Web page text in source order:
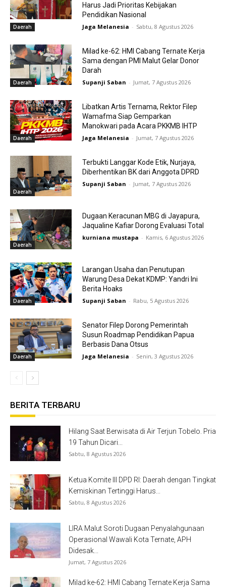
Daerah
Harus Jadi Prioritas Kebijakan
Pendidikan Nasional
Jaga Melanesia - Sabtu, 8 Agustus 2026
Daerah
Milad ke-62: HMI Cabang Ternate Kerja
Sama dengan PMI Malut Gelar Donor
Darah
Supanji Saban - Jumat, 7 Agustus 2026
Daerah
Libatkan Artis Ternama, Rektor Filep
Wamafma Siap Gemparkan
Manokwari pada Acara PKKMB IHTP
Jaga Melanesia - Jumat, 7 Agustus 2026
Daerah
Terbukti Langgar Kode Etik, Nurjaya,
Diberhentikan BK dari Anggota DPRD
Supanji Saban - Jumat, 7 Agustus 2026
Daerah
Dugaan Keracunan MBG di Jayapura,
Jaqualine Kafiar Dorong Evaluasi Total
kurniana mustapa - Kamis, 6 Agustus 2026
Daerah
Larangan Usaha dan Penutupan
Warung Desa Dekat KDMP: Yandri Ini
Berita Hoaks
Supanji Saban - Rabu, 5 Agustus 2026
Daerah
Senator Filep Dorong Pemerintah
Susun Roadmap Pendidikan Papua
Berbasis Dana Otsus
Jaga Melanesia - Senin, 3 Agustus 2026
BERITA TERBARU
Hilang Saat Berwisata di Air Terjun Tobelo. Pria
19 Tahun Dicari...
Sabtu, 8 Agustus 2026
Ketua Komite III DPD RI: Daerah dengan Tingkat
Kemiskinan Tertinggi Harus...
Sabtu, 8 Agustus 2026
LIRA Malut Soroti Dugaan Penyalahgunaan
Operasional Wawali Kota Ternate, APH
Didesak...
Jumat, 7 Agustus 2026
Milad ke-62: HMI Cabang Ternate Kerja Sama